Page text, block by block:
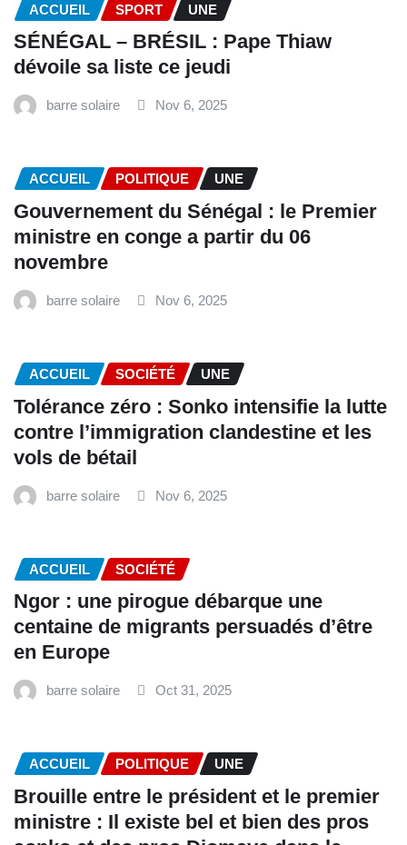
ACCUEIL SPORT UNE
SÉNÉGAL – BRÉSIL : Pape Thiaw
dévoile sa liste ce jeudi
barre solaire Nov 6, 2025
ACCUEIL POLITIQUE UNE
Gouvernement du Sénégal : le Premier
ministre en conge a partir du 06
novembre
barre solaire Nov 6, 2025
ACCUEIL SOCIÉTÉ UNE
Tolérance zéro : Sonko intensifie la lutte
contre l’immigration clandestine et les
vols de bétail
barre solaire Nov 6, 2025
ACCUEIL SOCIÉTÉ
Ngor : une pirogue débarque une
centaine de migrants persuadés d’être
en Europe
barre solaire Oct 31, 2025
ACCUEIL POLITIQUE UNE
Brouille entre le président et le premier
ministre : Il existe bel et bien des pros